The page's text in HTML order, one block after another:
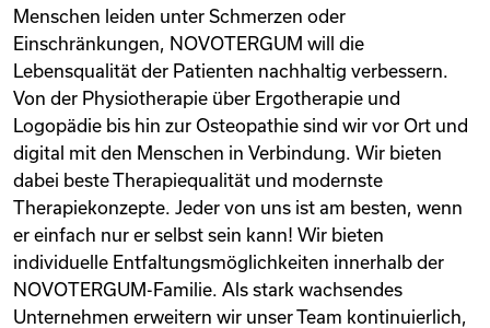
Menschen leiden unter Schmerzen oder
Einschränkungen, NOVOTERGUM will die
Lebensqualität der Patienten nachhaltig verbessern.
Von der Physiotherapie über Ergotherapie und
Logopädie bis hin zur Osteopathie sind wir vor Ort und
digital mit den Menschen in Verbindung. Wir bieten
dabei beste Therapiequalität und modernste
Therapiekonzepte. Jeder von uns ist am besten, wenn
er einfach nur er selbst sein kann! Wir bieten
individuelle Entfaltungsmöglichkeiten innerhalb der
NOVOTERGUM-Familie. Als stark wachsendes
Unternehmen erweitern wir unser Team kontinuierlich,